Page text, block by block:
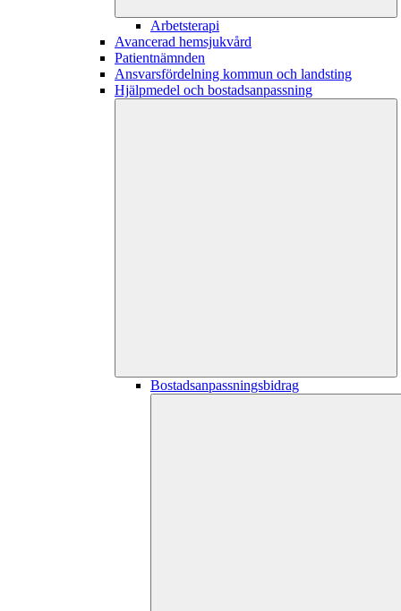
Arbetsterapi
Avancerad hemsjukvård
Patientnämnden
Ansvarsfördelning kommun och landsting
Hjälpmedel och bostadsanpassning
Bostadsanpassningsbidrag